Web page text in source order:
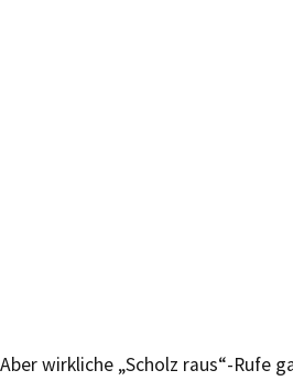
Aber wirkliche „Scholz raus“-Rufe